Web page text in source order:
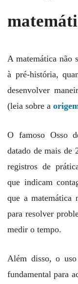
A matemática não
à pré-história,
desenvolver
(leia sobre a
O famoso Osso
datado de mais de
registros de
que indicam
que a matemática
para resolver
medir o tempo.
Além disso, o uso
fundamental para